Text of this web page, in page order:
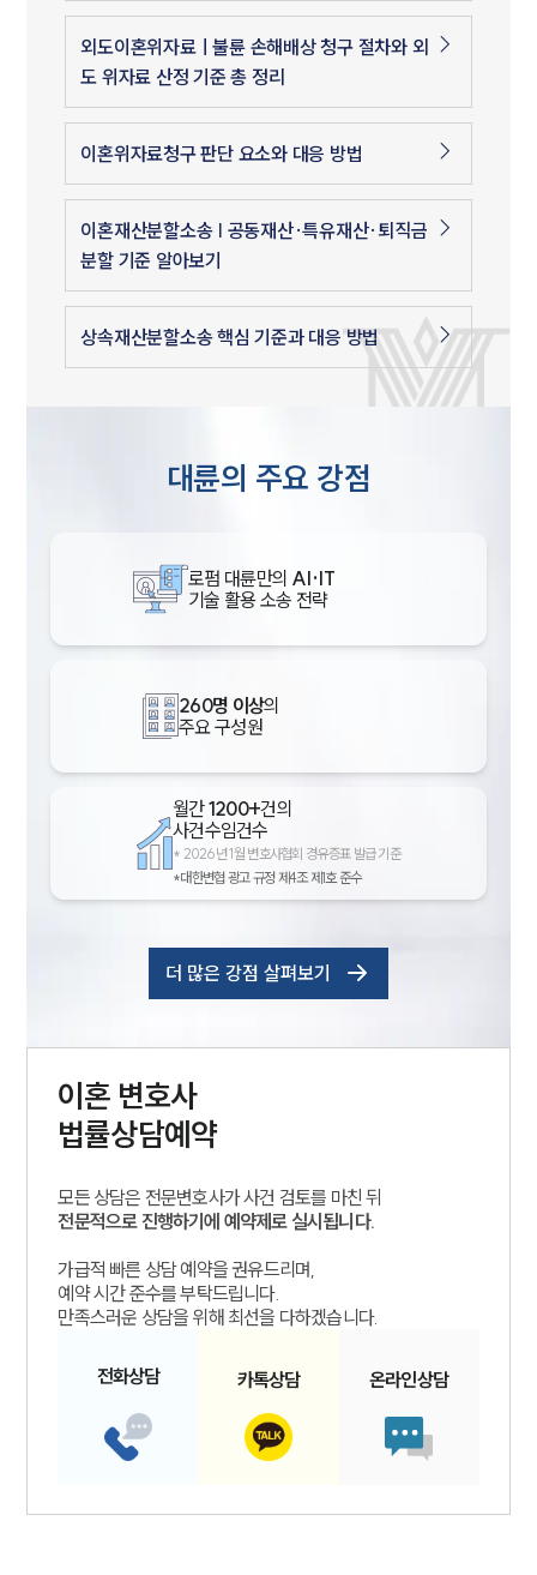
외도이혼위자료ㅣ불륜 손해배상 청구 절차와 외
도 위자료 산정 기준 총 정리
이혼위자료청구 판단 요소와 대응 방법
이혼재산분할소송 | 공동재산·특유재산·퇴직금
분할 기준 알아보기
상속재산분할소송 핵심 기준과 대응 방법
대륜의 주요 강점
로펌 대륜만의 AI·IT
기술 활용 소송 전략
260명 이상의
주요 구성원
월간1200+건의
사건수임건수
* 2026년 1월 변호사협회 경유증표 발급 기준
*대한변협 광고 규정 제4조 제1호 준수
더 많은 강점 살펴보기
이혼 변호사
법률상담예약
모든 상담은 전문변호사가 사건 검토를 마친 뒤
전문적으로 진행하기에 예약제로 실시됩니다.
가급적 빠른 상담 예약을 권유드리며,
예약 시간 준수를 부탁드립니다.
만족스러운 상담을 위해 최선을 다하겠습니다.
전화상담 카톡상담 온라인상담